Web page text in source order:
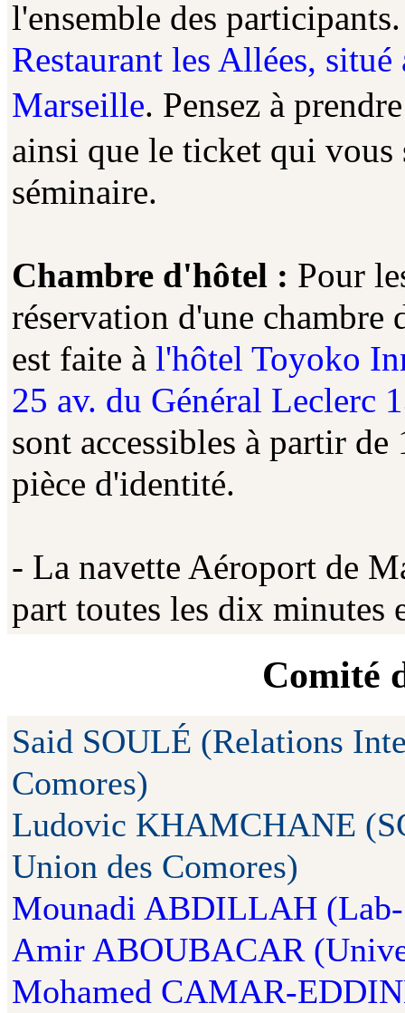
l'ensemble des
Restaurant les Allées,
Marseille. Pensez à
ainsi que le ticket qui vous
séminaire.
Chambre d'hôtel : Pour
réservation d'une chambre
est faite à l'hôtel Toyoko
25 av. du Général Leclerc
sont accessibles à partir
pièce d'identité.
- La navette Aéroport de
part toutes les dix minutes
Comité
Said SOULÉ (Relations
Comores)
Ludovic KHAMCHANE
Union des Comores)
Mounadi ABDILLAH
Amir ABOUBACAR
Mohamed CAMAR-